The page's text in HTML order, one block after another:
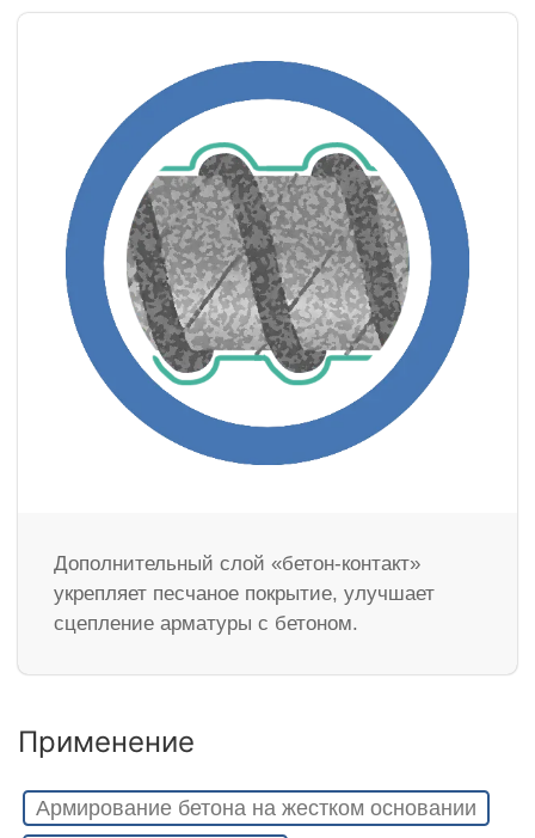
Дополнительный слой «бетон-контакт»
укрепляет песчаное покрытие, улучшает
сцепление арматуры с бетоном.
Применение
Армирование бетона на жестком основании